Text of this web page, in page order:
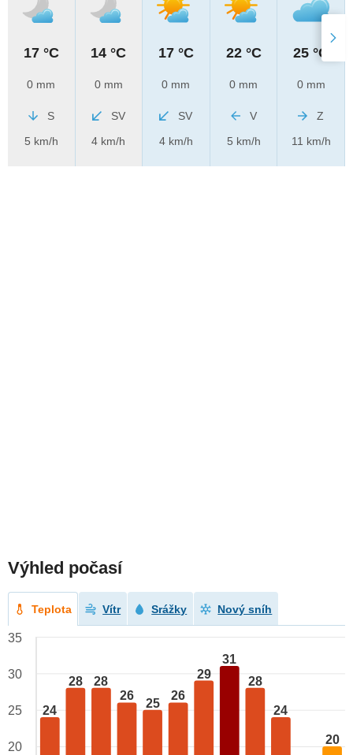
17 °C
0 mm
S
5 km/h
14 °C
0 mm
SV
4 km/h
17 °C
0 mm
SV
4 km/h
22 °C
0 mm
V
5 km/h
25 °C
0 mm
Z
11 km/h
Výhled počasí
Teplota Vítr Srážky Nový sníh
24
28 28
26
25
26
29
31
28
24
20
35
30
25
20